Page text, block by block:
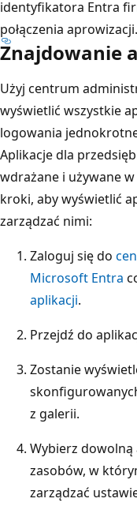
identyfikatora Entra
połączenia aprowizacji.
Znajdowanie
Użyj centrum
wyświetlić wszystkie
logowania
Aplikacje dla
wdrażane i używane
kroki, aby wyświetlić
zarządzać nimi:
Zaloguj się do
Microsoft Entra
aplikacji.
Przejdź do
Zostanie
z galerii.
Wybierz dowolną
zasobów, w
zarządzać